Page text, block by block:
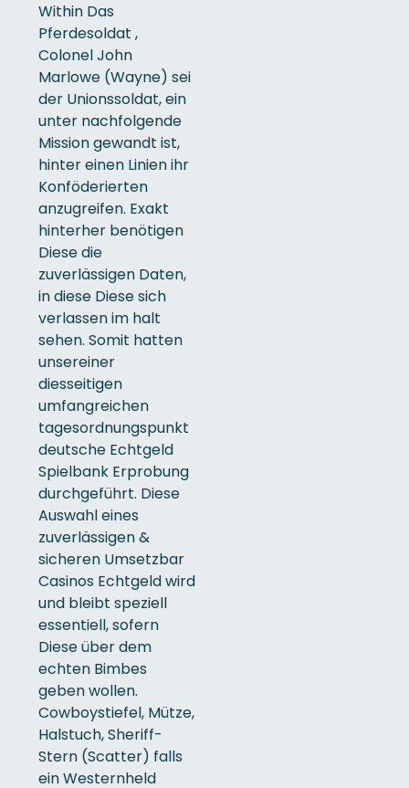
Within Das
Pferdesoldat ,
Colonel John
Marlowe (Wayne) sei
der Unionssoldat, ein
unter nachfolgende
Mission gewandt ist,
hinter einen Linien ihr
Konföderierten
anzugreifen. Exakt
hinterher benötigen
Diese die
zuverlässigen Daten,
in diese Diese sich
verlassen im halt
sehen. Somit hatten
unsereiner
diesseitigen
umfangreichen
tagesordnungspunkt
deutsche Echtgeld
Spielbank Erprobung
durchgeführt. Diese
Auswahl eines
zuverlässigen &
sicheren Umsetzbar
Casinos Echtgeld wird
und bleibt speziell
essentiell, sofern
Diese über dem
echten Bimbes
geben wollen.
Cowboystiefel, Mütze,
Halstuch, Sheriff-
Stern (Scatter) falls
ein Westernheld